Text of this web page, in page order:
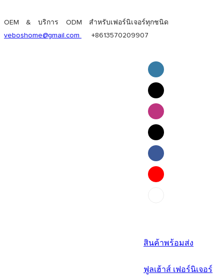
OEM & บริการ ODM สำหรับเฟอร์นิเจอร์ทุกชนิด
veboshome@gmail.com
+8613570209907
English
Pilipino
ภาษาไทย
日语
สินค้าพร้อมส่ง
ฟูลเฮ้าส์ เฟอร์นิเจอร์